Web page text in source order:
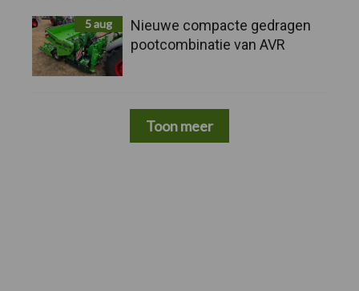
5 aug
Nieuwe compacte gedragen
pootcombinatie van AVR
Toon meer